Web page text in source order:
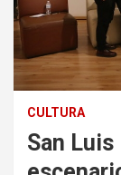
CULTURA
San Luis